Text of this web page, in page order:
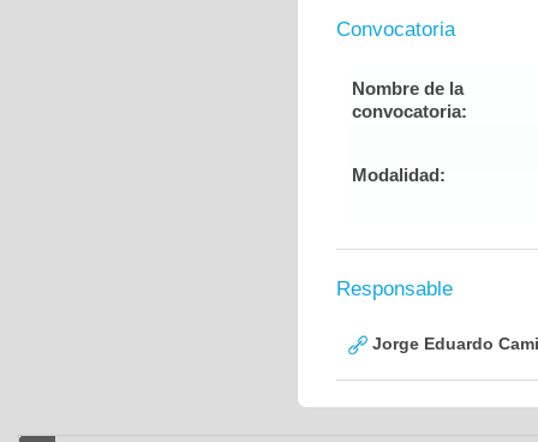
Convocatoria
Nombre de la
convocatoria:
Modalidad:
Responsable
Jorge Eduardo